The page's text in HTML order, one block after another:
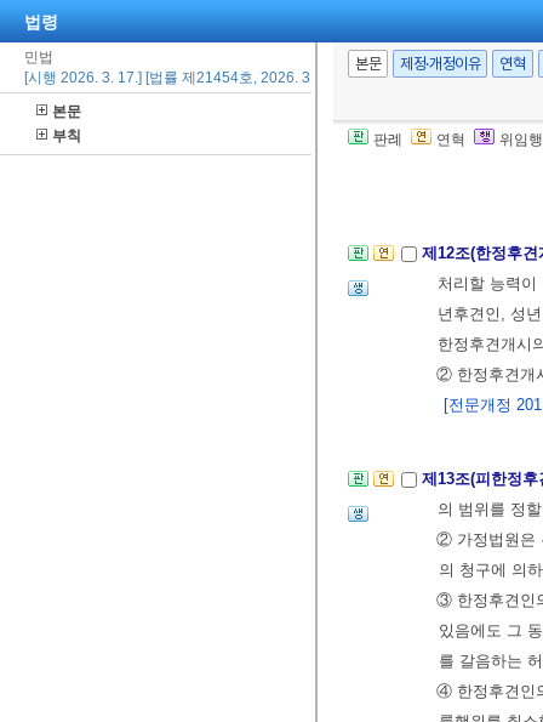
법령
민법
[시행 2026. 3. 17.] [법률 제21454호, 2026. 3. 17., 일부개정]
본문
부칙
본문 제정·개정이유 연혁
판례 연혁 위임
의 친족, 성년
판을 한다.
제12조(한정후
처리할 능력
년후견인, 성
한정후견개시
② 한정후견개
[전문개정
제13조(피한정
의 범위를 정
② 가정법원은
의 청구에 의
③ 한정후견인
있음에도 그
를 갈음하는
④ 한정후견인